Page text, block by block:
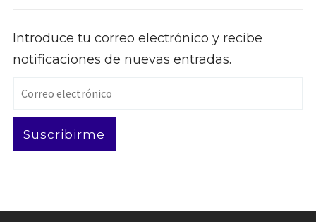
Introduce tu correo electrónico y recibe
notificaciones de nuevas entradas.
Correo
Suscribirme